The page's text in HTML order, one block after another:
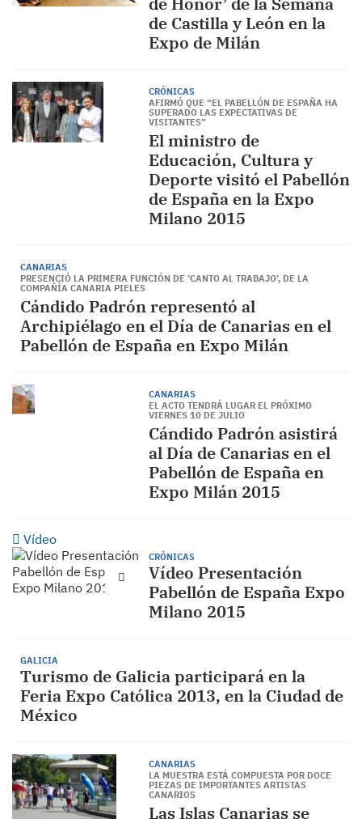
de Castilla y León en la
Expo de Milán
CRÓNICAS
AFIRMÓ QUE “EL PABELLÓN DE ESPAÑA HA
SUPERADO LAS EXPECTATIVAS DE
VISITANTES”
El ministro de
Educación, Cultura y
Deporte visitó el Pabellón
de España en la Expo
Milano 2015
CANARIAS
PRESENCIÓ LA PRIMERA FUNCIÓN DE ‘CANTO AL TRABAJO’, DE LA
COMPAÑÍA CANARIA PIELES
Cándido Padrón representó al
Archipiélago en el Día de Canarias en el
Pabellón de España en Expo Milán
CANARIAS
EL ACTO TENDRÁ LUGAR EL PRÓXIMO
VIERNES 10 DE JULIO
Cándido Padrón asistirá
al Día de Canarias en el
Pabellón de España en
Expo Milán 2015
Vídeo
CRÓNICAS
Vídeo Presentación
Pabellón de España Expo
Milano 2015
GALICIA
Turismo de Galicia participará en la
Feria Expo Católica 2013, en la Ciudad de
México
CANARIAS
LA MUESTRA ESTÁ COMPUESTA POR DOCE
PIEZAS DE IMPORTANTES ARTISTAS
CANARIOS
Las Islas Canarias se